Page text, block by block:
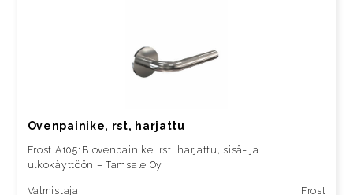
Ovenpainike, rst, harjattu
Frost A1051B ovenpainike, rst, harjattu, sisä- ja
ulkokäyttöön – Tamsale Oy
Valmistaja:
Frost